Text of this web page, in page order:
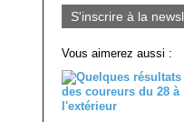
S'inscrire à la
Vous aimerez aussi :